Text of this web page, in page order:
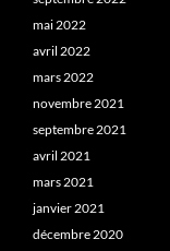
mai 2022
avril 2022
mars 2022
novembre 2021
septembre 2021
avril 2021
mars 2021
janvier 2021
décembre 2020